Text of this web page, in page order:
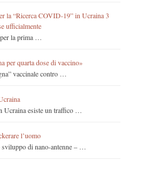
la “Ricerca COVID-19” in Ucraina 3
ufficialmente
la prima …
per quarta dose di vaccino»
vaccinale contro …
esiste un traffico …
l’uomo
di nano-antenne – …